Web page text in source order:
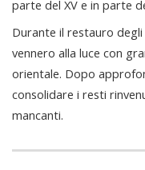
parte del XV e in parte
Durante il restauro
vennero alla luce con
orientale. Dopo
consolidare i resti
mancanti.